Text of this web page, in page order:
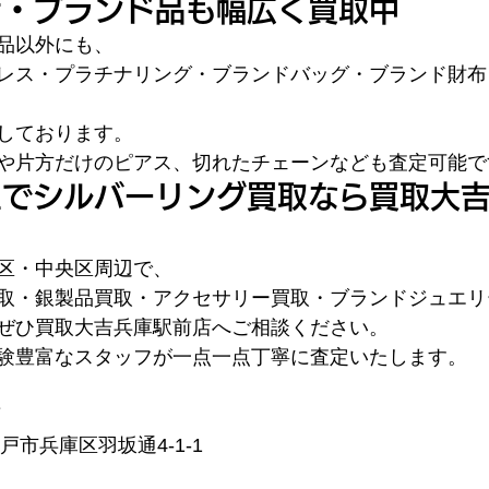
ブランド品も幅広く買取中
以外にも、
ス・プラチナリング・ブランドバッグ・ブランド財
ております。
片方だけのピアス、切れたチェーンなども査定可能
シルバーリング買取なら買取大
・中央区周辺で、
・銀製品買取・アクセサリー買取・ブランドジュエ
ひ買取大吉兵庫駅前店へご相談ください。
豊富なスタッフが一点一点丁寧に査定いたします。
市兵庫区羽坂通4-1-1